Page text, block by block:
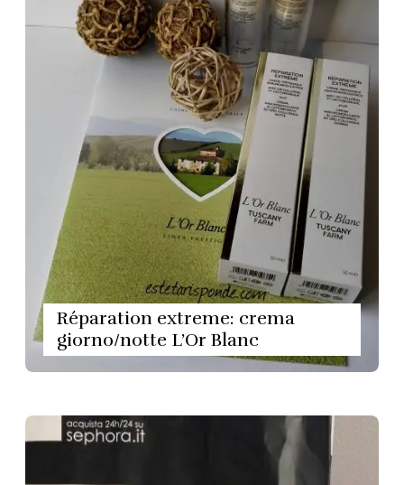
Réparation extreme: crema
giorno/notte L’Or Blanc